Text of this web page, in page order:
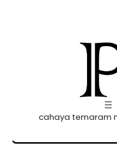
cahaya temaram